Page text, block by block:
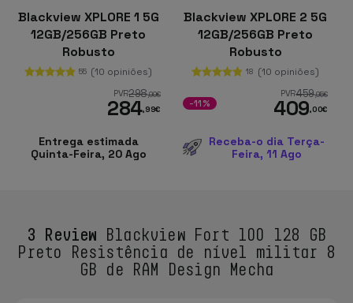
Blackview XPLORE 1 5G
12GB/256GB Preto
Robusto
55 (10 opiniões)
PVR298,99€
284,99€
Entrega estimada
Quinta-Feira, 20 Ago
Blackview XPLORE 2 5G
12GB/256GB Preto
Robusto
18 (10 opiniões)
PVR459,95€
409,00€
-11%
Receba-o dia Terça-
Feira, 11 Ago
3 Review Blackview Fort 100 128 GB
Preto Resistência de nível militar 8
GB de RAM Design Mecha